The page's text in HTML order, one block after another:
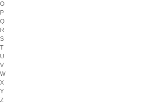
O
P
Q
R
S
T
U
V
W
X
Y
Z